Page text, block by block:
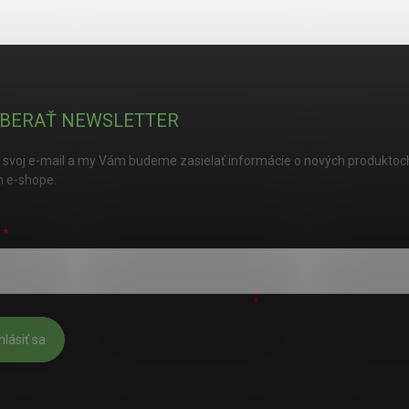
NEWSLETTER
svoj e-mail a my Vám budeme zasielať informácie o nových
e-shope.
sa